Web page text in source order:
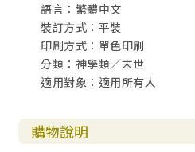
語言：繁體中文
裝訂方式：平裝
印刷方式：單色印刷
分類：神學類／末世
適用對象：適用所有人
購物說明